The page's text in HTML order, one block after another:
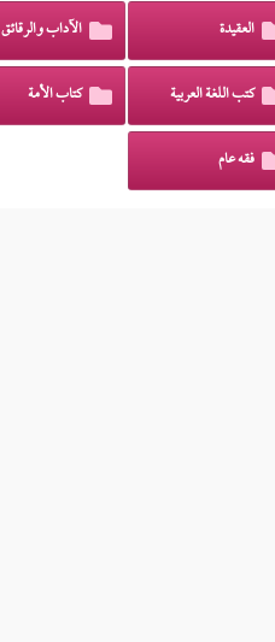
العقيدة الآداب والرقائق
كتب اللغة العربية كتاب الأمة
فقه عام